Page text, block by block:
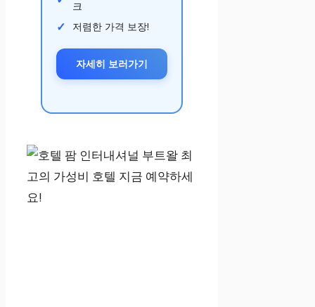
크
저렴한 가격 보장!
자세히 보러가기